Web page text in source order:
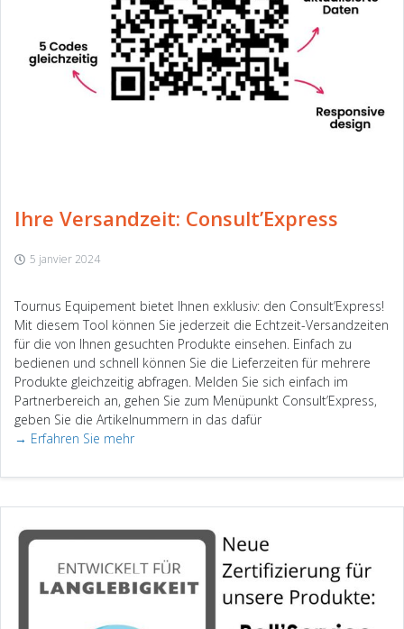
Ihre Versandzeit: Consult’Express
5 janvier 2024
Tournus Equipement bietet Ihnen exklusiv: den Consult’Express!
Mit diesem Tool können Sie jederzeit die Echtzeit-Versandzeiten
für die von Ihnen gesuchten Produkte einsehen. Einfach zu
bedienen und schnell können Sie die Lieferzeiten für mehrere
Produkte gleichzeitig abfragen. Melden Sie sich einfach im
Partnerbereich an, gehen Sie zum Menüpunkt Consult’Express,
geben Sie die Artikelnummern in das dafür
→ Erfahren Sie mehr